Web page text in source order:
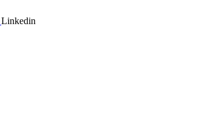
Linkedin